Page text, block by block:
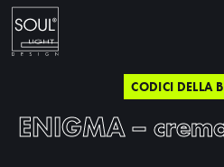
CODICI DELLA
ENIGMA –